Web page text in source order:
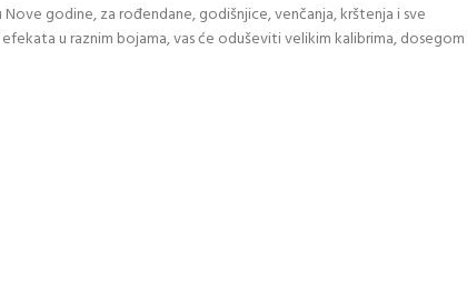
godine, za rođendane, godišnjice, venčanja, krštenja i sve
u raznim bojama, vas će oduševiti velikim kalibrima, dosegom